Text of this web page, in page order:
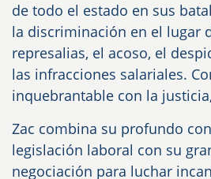
de todo el estado en sus
la discriminación en el lugar
represalias, el acoso, el
las infracciones salariales.
inquebrantable con la justicia,
Zac combina su profundo
legislación laboral con su
negociación para luchar